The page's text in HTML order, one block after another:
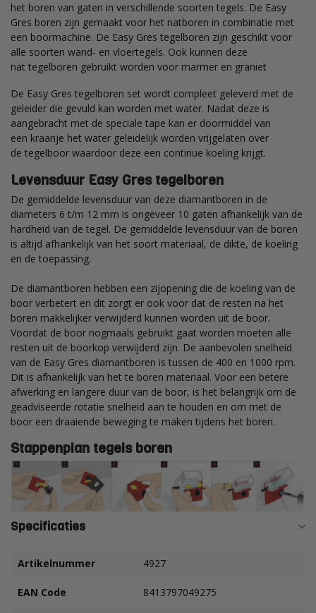
het boren van gaten in verschillende soorten tegels. De Easy
Gres boren zijn gemaakt voor het natboren in combinatie met
een boormachine. De Easy Gres tegelboren zijn geschikt voor
alle soorten wand- en vloertegels. Ook kunnen deze
nat tegelboren gebruikt worden voor marmer en graniet
​De Easy Gres tegelboren set wordt compleet geleverd met de
geleider die gevuld kan worden met water. Nadat deze is
aangebracht met de speciale tape kan er doormiddel van
een kraanje het water geleidelijk worden vrijgelaten over
de tegelboor waardoor deze een continue koeling krijgt.
Levensduur Easy Gres tegelboren
De gemiddelde levensduur van deze diamantboren in de
diameters 6 t/m 12 mm is ongeveer 10 gaten afhankelijk van de
hardheid van de tegel. De gemiddelde levensduur van de boren
is altijd afhankelijk van het soort materiaal, de dikte, de koeling
en de toepassing.
De diamantboren hebben een zijopening die de koeling van de
boor verbetert en dit zorgt er ook voor dat de resten na het
boren makkelijker verwijderd kunnen worden uit de boor.
Voordat de boor nogmaals gebruikt gaat worden moeten alle
resten uit de boorkop verwijderd zijn. De aanbevolen snelheid
van de Easy Gres diamantboren is tussen de 400 en 1000 rpm.
Dit is afhankelijk van het te boren materiaal. Voor een betere
afwerking en langere duur van de boor, is het belangrijk om de
geadviseerde rotatie snelheid aan te houden en om met de
boor een draaiende beweging te maken tijdens het boren.
Stappenplan tegels boren
Specificaties
Artikelnummer 4927
EAN Code 8413797049275